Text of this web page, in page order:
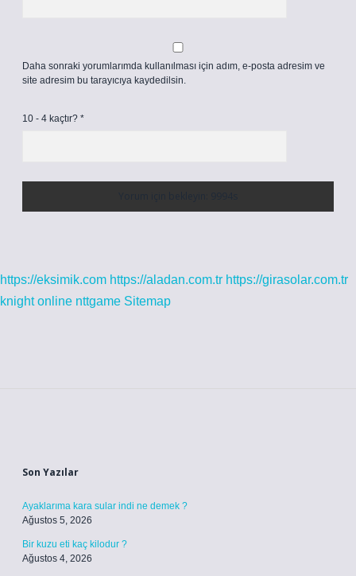
Daha sonraki yorumlarımda kullanılması için adım, e-posta adresim ve
site adresim bu tarayıcıya kaydedilsin.
10 - 4 kaçtır? *
https://eksimik.com https://aladan.com.tr https://girasolar.com.tr
knight online nttgame Sitemap
Son Yazılar
Ayaklarıma kara sular indi ne demek ?
Ağustos 5, 2026
Bir kuzu eti kaç kilodur ?
Ağustos 4, 2026